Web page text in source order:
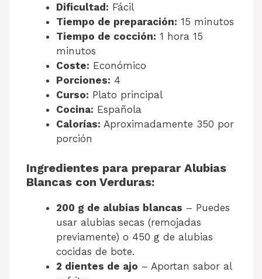
Dificultad: Fácil
Tiempo de preparación: 15 minutos
Tiempo de cocción: 1 hora 15
minutos
Coste: Económico
Porciones: 4
Curso: Plato principal
Cocina: Española
Calorías: Aproximadamente 350 por
porción
Ingredientes para preparar Alubias
Blancas con Verduras:
200 g de alubias blancas – Puedes
usar alubias secas (remojadas
previamente) o 450 g de alubias
cocidas de bote.
2 dientes de ajo – Aportan sabor al